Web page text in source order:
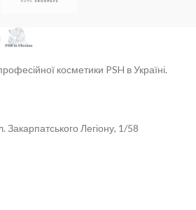
косметики PSH в Україні.
Закарпатського Легіону, 1/58